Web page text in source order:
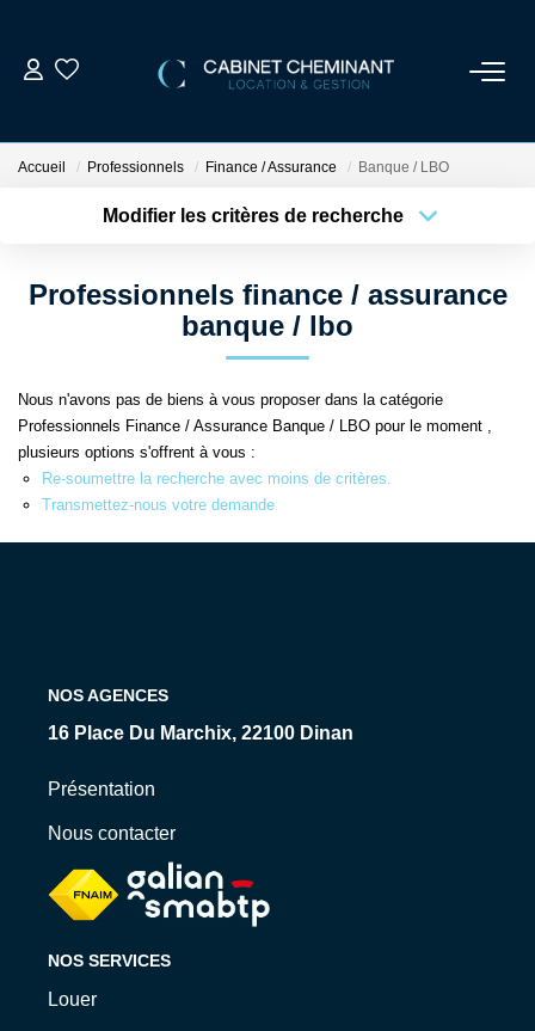
ESTIMER
GESTION LOCATIVE
NOS AGENCES
Accueil Professionnels Finance / Assurance Banque / LBO
Modifier les critères de recherche
Budget max
Professionnels finance / assurance
banque / lbo
Nous n'avons pas de biens à vous proposer dans la catégorie
Professionnels Finance / Assurance Banque / LBO pour le moment ,
plusieurs options s'offrent à vous :
Re-soumettre la recherche avec moins de critères.
Transmettez-nous votre demande
NOS AGENCES
16 Place Du Marchix, 22100 Dinan
Présentation
Nous contacter
NOS SERVICES
Louer